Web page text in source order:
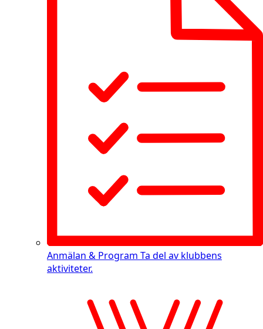
Anmälan & Program Ta del av klubbens
aktiviteter.